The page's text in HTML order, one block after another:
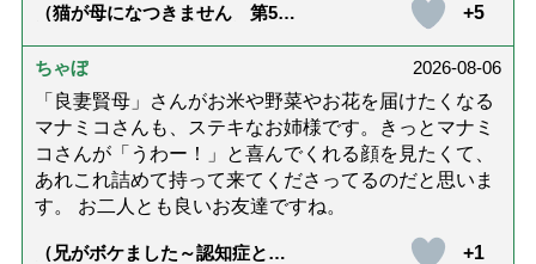
（猫が母になつきません 第500
+5
ちゃぼ
2026-08-06
「良妻賢母」さんがお米や野菜やお花を届けたくなる
マナミコさんも、ステキなお姉様です。きっとマナミ
コさんが「うわー！」と喜んでくれる顔を見たくて、
あれこれ詰めて持って来てくださってるのだと思いま
す。 お二人とも良いお友達ですね。
（兄がボケました～認知症と介
+1